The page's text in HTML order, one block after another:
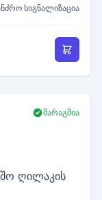
სიგნალიზაცია
მარაგშია